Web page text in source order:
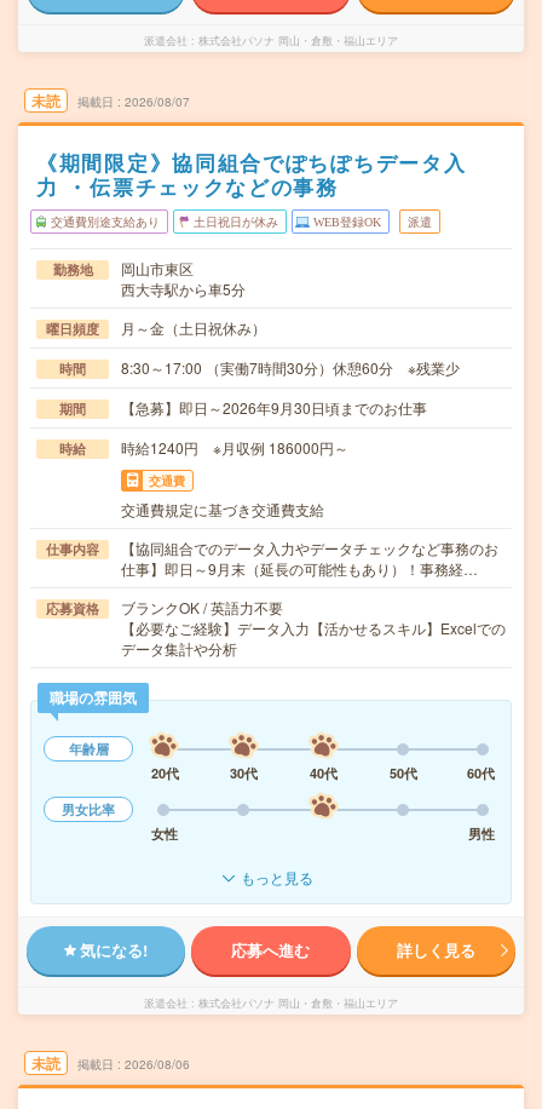
派遣会社 株式会社パソナ 岡山・倉敷・福山エリア
未読 掲載日 2026/08/07
《期間限定》協同組合でぽちぽちデータ入
力 ・伝票チェックなどの事務
交通費別途支給あり 土日祝日が休み WEB登録OK 派遣
勤務地
岡山市東区
西大寺駅から車5分
曜日頻度 月～金（土日祝休み）
時間 8:30～17:00 （実働7時間30分）休憩60分 ※残業少
期間 【急募】即日～2026年9月30日頃までのお仕事
時給 時給1240円 ※月収例 186000円～
交通費
交通費規定に基づき交通費支給
仕事内容
【協同組合でのデータ入力やデータチェックなど事務のお
仕事】即日～9月末（延長の可能性もあり）！事務経…
応募資格
ブランクOK / 英語力不要
【必要なご経験】データ入力【活かせるスキル】Excelでの
データ集計や分析
職場の雰囲気
年齢層
20代
30代 40代 50代
60代
男女比率
女性
男性
もっと見る
気になる! 応募へ進む 詳しく見る
派遣会社 株式会社パソナ 岡山・倉敷・福山エリア
未読 掲載日 2026/08/06